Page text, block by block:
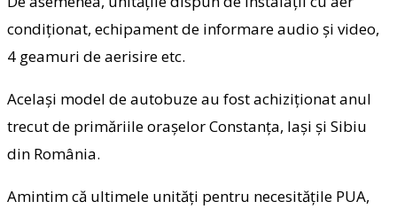
condiționat, echipament de informare audio și video,
4 geamuri de aerisire etc.
Același model de autobuze au fost achiziționat anul
trecut de primăriile orașelor Constanța, Iași și Sibiu
din România.
Amintim că ultimele unități pentru necesitățile PUA,